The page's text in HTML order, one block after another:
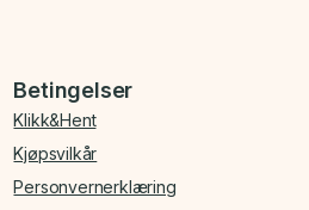
Betingelser
Klikk&Hent
Kjøpsvilkår
Personvernerklæring